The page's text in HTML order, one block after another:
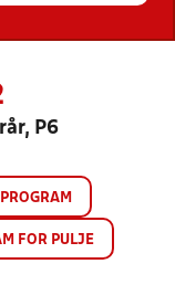
P6
FOR PULJE